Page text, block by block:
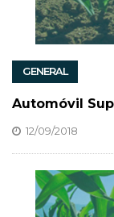
GENERAL
Automóvil
12/09/2018